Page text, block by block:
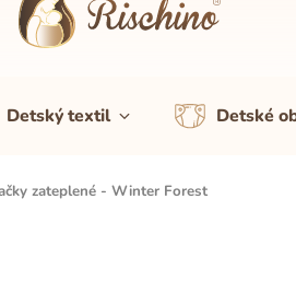
Detský textil Detské
zateplené - Winter Forest